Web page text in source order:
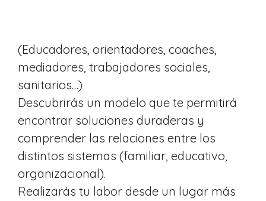
(Educadores, orientadores, coaches,
mediadores, trabajadores sociales,
sanitarios…)
Descubrirás un modelo que te permitirá
encontrar soluciones duraderas y
comprender las relaciones entre los
distintos sistemas (familiar, educativo,
organizacional).
Realizarás tu labor desde un lugar más